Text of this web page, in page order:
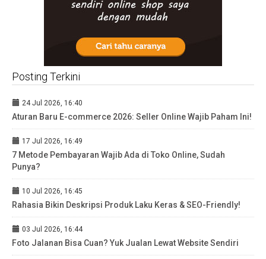
Posting Terkini
24 Jul 2026, 16:40
Aturan Baru E-commerce 2026: Seller Online Wajib Paham Ini!
17 Jul 2026, 16:49
7 Metode Pembayaran Wajib Ada di Toko Online, Sudah
Punya?
10 Jul 2026, 16:45
Rahasia Bikin Deskripsi Produk Laku Keras & SEO-Friendly!
03 Jul 2026, 16:44
Foto Jalanan Bisa Cuan? Yuk Jualan Lewat Website Sendiri